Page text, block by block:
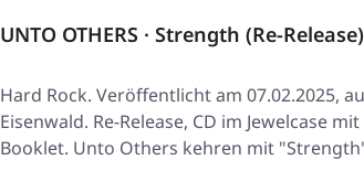
UNTO OTHERS · Strength (Re-
Hard Rock. Veröffentlicht am 07.02.2025,
Eisenwald. Re-Release, CD im Jewelcase
Booklet. Unto Others kehren mit